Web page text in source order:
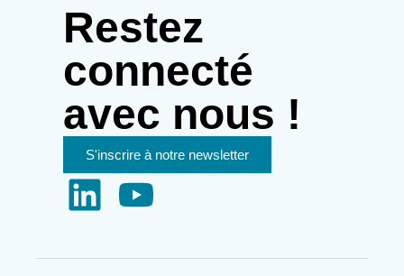
Restez
connecté
avec nous !
S'inscrire à notre newsletter